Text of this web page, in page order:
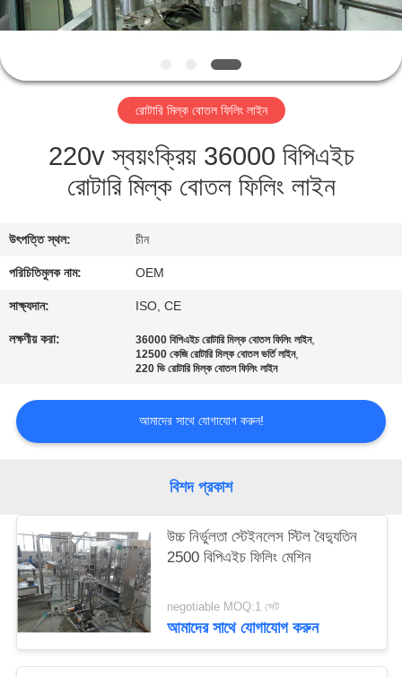
নিয়ন্ত্রণ
যোগাযোগ
উদ্ধৃতির
সাইট
ম্যাপ
POLICY
রোটারি মিল্ক বোতল ফিলিং লাইন
220v স্বয়ংক্রিয় 36000 বিপিএইচ
রোটারি মিল্ক বোতল ফিলিং লাইন
উৎপত্তি স্থল: চীন
পরিচিতিমুলক নাম: OEM
সাক্ষ্যদান: ISO, CE
লক্ষণীয় করা: 36000 বিপিএইচ রোটারি মিল্ক বোতল ফিলিং লাইন,
12500 কেজি রোটারি মিল্ক বোতল ভর্তি লাইন,
220 ভি রোটারি মিল্ক বোতল ফিলিং লাইন
আমাদের সাথে যোগাযোগ করুন!
বিশদ প্রকাশ
উচ্চ নির্ভুলতা স্টেইনলেস স্টিল বৈদ্যুতিন
2500 বিপিএইচ ফিলিং মেশিন
negotiable MOQ:1 সেট
আমাদের সাথে যোগাযোগ করুন